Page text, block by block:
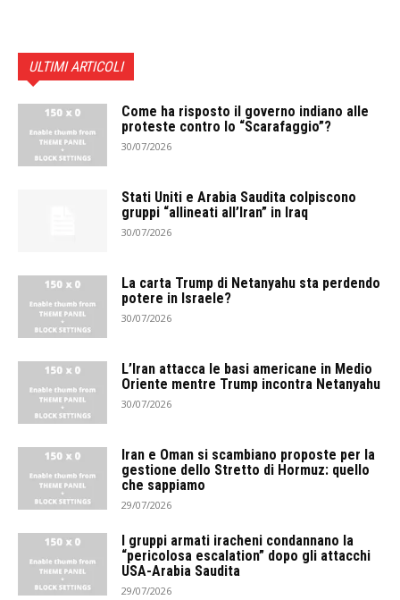
ULTIMI ARTICOLI
Come ha risposto il governo indiano alle
proteste contro lo “Scarafaggio”?
30/07/2026
Stati Uniti e Arabia Saudita colpiscono
gruppi “allineati all’Iran” in Iraq
30/07/2026
La carta Trump di Netanyahu sta perdendo
potere in Israele?
30/07/2026
L’Iran attacca le basi americane in Medio
Oriente mentre Trump incontra Netanyahu
30/07/2026
Iran e Oman si scambiano proposte per la
gestione dello Stretto di Hormuz: quello
che sappiamo
29/07/2026
I gruppi armati iracheni condannano la
“pericolosa escalation” dopo gli attacchi
USA-Arabia Saudita
29/07/2026